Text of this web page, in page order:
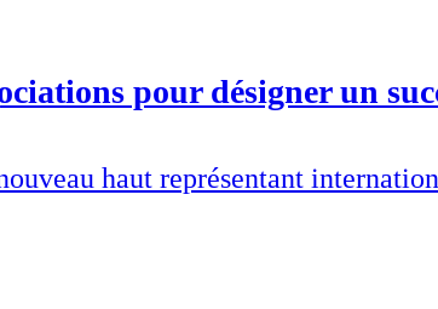
pour désigner un
haut représentant